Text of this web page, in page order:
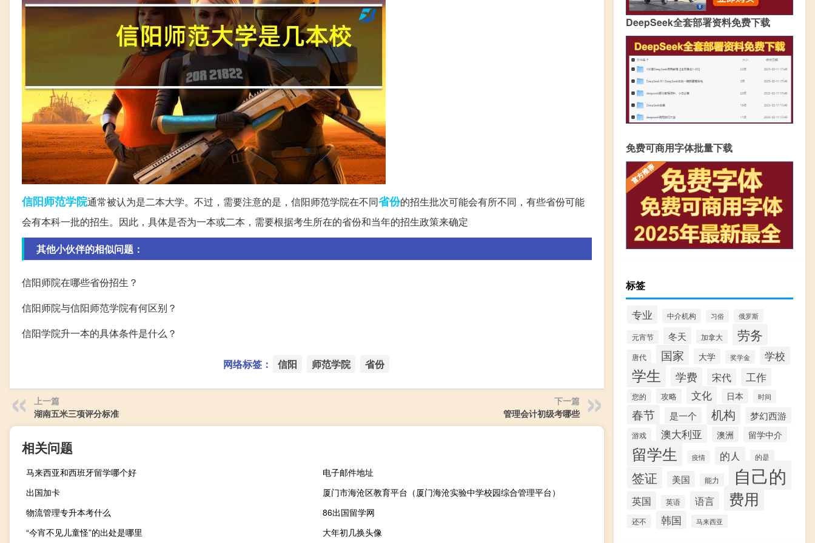
信阳师范学院通常被认为是二本大学。不过，需要注意的是，信阳师范学院在不同省份的招生批次可能会有所不同，有些省份可能
会有本科一批的招生。因此，具体是否为一本或二本，需要根据考生所在的省份和当年的招生政策来确定
其他小伙伴的相似问题：
信阳师院在哪些省份招生？
信阳师院与信阳师范学院有何区别？
信阳学院升一本的具体条件是什么？
网络标签： 信阳 师范学院 省份
上一篇
湖南五米三项评分标准
下一篇
管理会计初级考哪些
相关问题
马来西亚和西班牙留学哪个好
电子邮件地址
出国加卡
厦门市海沧区教育平台（厦门海沧实验中学校园综合管理平台）
物流管理专升本考什么
86出国留学网
“今宵不见儿童怪”的出处是哪里
大年初几换头像
DeepSeek全套部署资料免费下载
免费可商用字体批量下载
标签
专业 中介机构 习俗 俄罗斯
元宵节 冬天 加拿大 劳务
唐代 国家 大学 奖学金 学校
学生 学费 宋代 工作
您的 攻略 文化 日本 时间
春节 是一个 机构 梦幻西游
游戏 澳大利亚 澳洲 留学中介
留学生 疫情 的人 的是
签证 美国 能力 自己的
英国 英语 语言 费用
还不 韩国 马来西亚